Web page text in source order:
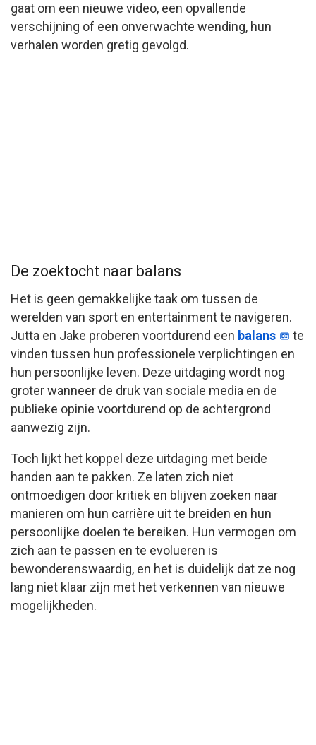
gaat om een nieuwe video, een opvallende
verschijning of een onverwachte wending, hun
verhalen worden gretig gevolgd.
De zoektocht naar balans
Het is geen gemakkelijke taak om tussen de
werelden van sport en entertainment te navigeren.
Jutta en Jake proberen voortdurend een balans
te
vinden tussen hun professionele verplichtingen en
hun persoonlijke leven. Deze uitdaging wordt nog
groter wanneer de druk van sociale media en de
publieke opinie voortdurend op de achtergrond
aanwezig zijn.
Toch lijkt het koppel deze uitdaging met beide
handen aan te pakken. Ze laten zich niet
ontmoedigen door kritiek en blijven zoeken naar
manieren om hun carrière uit te breiden en hun
persoonlijke doelen te bereiken. Hun vermogen om
zich aan te passen en te evolueren is
bewonderenswaardig, en het is duidelijk dat ze nog
lang niet klaar zijn met het verkennen van nieuwe
mogelijkheden.